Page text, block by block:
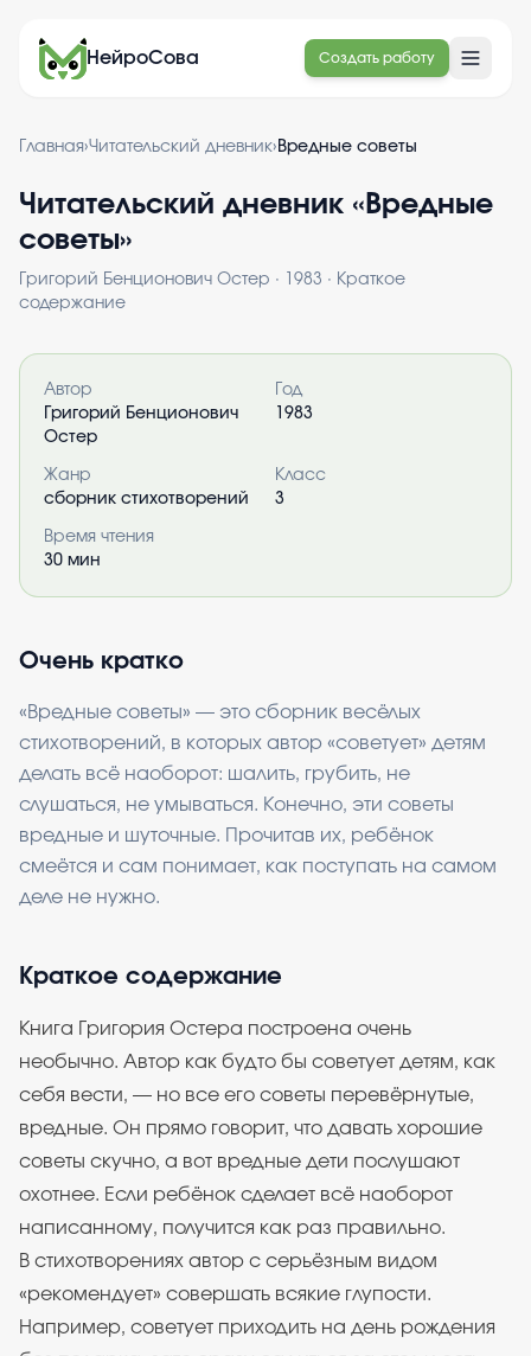
НейроСова Создать работу
Главная›Читательский дневник› Вредные советы
Читательский дневник « Вредные
советы»
Григорий Бенционович Остер · 1983 · Краткое
содержание
Информация о книге
Автор
Григорий Бенционович
Остер
Год
1983
Жанр
сборник стихотворений
Класс
3
Время чтения
30 мин
Очень кратко
«Вредные советы» — это сборник весёлых
стихотворений, в которых автор «советует» детям
делать всё наоборот: шалить, грубить, не
слушаться, не умываться. Конечно, эти советы
вредные и шуточные. Прочитав их, ребёнок
смеётся и сам понимает, как поступать на самом
деле не нужно.
Краткое содержание
Книга Григория Остера построена очень
необычно. Автор как будто бы советует детям, как
себя вести, — но все его советы перевёрнутые,
вредные. Он прямо говорит, что давать хорошие
советы скучно, а вот вредные дети послушают
охотнее. Если ребёнок сделает всё наоборот
написанному, получится как раз правильно.
В стихотворениях автор с серьёзным видом
«рекомендует» совершать всякие глупости.
Например, советует приходить на день рождения